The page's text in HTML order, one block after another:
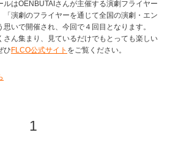
ルはOENBUTAIさんが主催する演劇フライヤー
「演劇のフライヤーを通じて全国の演劇・エン
いで開催され、今回で４回目となります。
さん集まり、見ているだけでもとっても楽しい
ひ FLCO公式サイト をご覧ください。
1